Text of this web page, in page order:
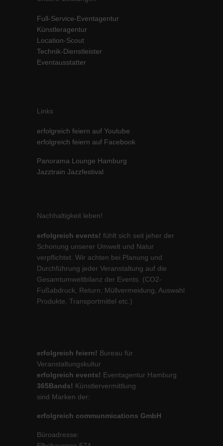
Full-Service-Eventagentur
Künstleragentur
Location-Scout
Technik-Dienstleister
Eventausstatter
Links
erfolgreich feiern auf Youtube
erfolgreich feiern auf Facebook
Panorama Lounge Hamburg
Jazztrain Jazzfestival
Nachhaltigkeit leben!
erfolgreich events! fühlt sich seit jeher der
Schonung unserer Umwelt und Natur
verpflichtet. Wir achten bei Planung und
Durchführung jeder Veranstaltung auf die
Gesamtumweltbilanz der Events. (CO2-
Fußabdruck, Return, Müllvermeidung, Auswahl
Produkte, Transportmittel etc.)
erfolgreich feiern! Bureau für
Veranstaltungskultur
erfolgreich events! Eventagentur Hamburg
365Bands! Künstlervermittlung
sind Marken der:
erfolgreich communmications GmbH
Büroadresse:
standardmäßig blockiert. Wenn Cookies von externen Medien akzeptiert
werden, bedarf der Zugriff auf diese Inhalte keiner manuellen Einwilligung
Cookie-Informationen anzeigen
powered by Borlabs Cookie